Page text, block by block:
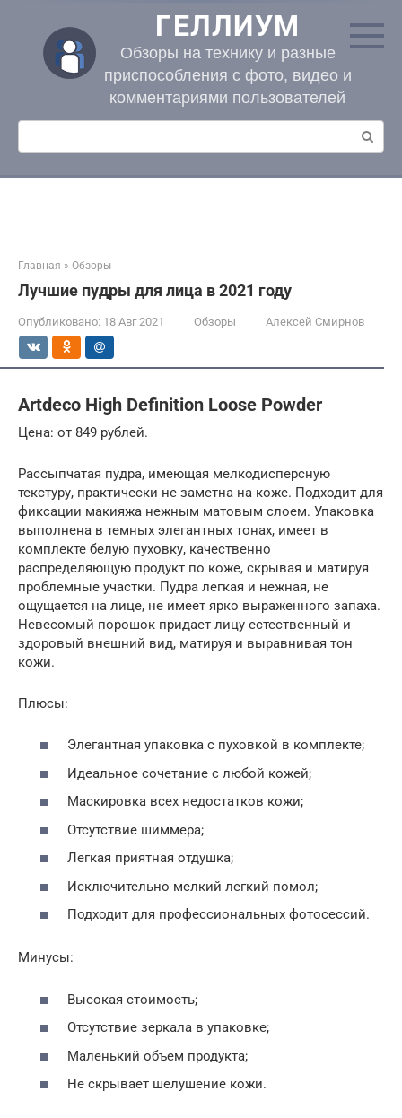
контенту
ГЕЛЛИУМ
Обзоры на технику и разные
приспособления с фото, видео и
комментариями пользователей
Поиск:
Главная » Обзоры
Лучшие пудры для лица в 2021 году
Опубликовано: 18 Авг 2021 Обзоры Алексей Смирнов
Artdeco High Definition Loose Powder
Цена: от 849 рублей.
Рассыпчатая пудра, имеющая мелкодисперсную
текстуру, практически не заметна на коже. Подходит для
фиксации макияжа нежным матовым слоем. Упаковка
выполнена в темных элегантных тонах, имеет в
комплекте белую пуховку, качественно
распределяющую продукт по коже, скрывая и матируя
проблемные участки. Пудра легкая и нежная, не
ощущается на лице, не имеет ярко выраженного запаха.
Невесомый порошок придает лицу естественный и
здоровый внешний вид, матируя и выравнивая тон
кожи.
Плюсы:
Элегантная упаковка с пуховкой в комплекте;
Идеальное сочетание с любой кожей;
Маскировка всех недостатков кожи;
Отсутствие шиммера;
Легкая приятная отдушка;
Исключительно мелкий легкий помол;
Подходит для профессиональных фотосессий.
Минусы:
Высокая стоимость;
Отсутствие зеркала в упаковке;
Маленький объем продукта;
Не скрывает шелушение кожи.